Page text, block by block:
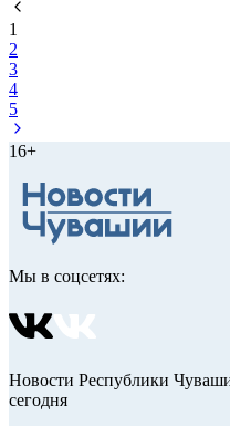
1
2
3
4
5
16+
Мы в соцсетях:
Новости Республики
сегодня